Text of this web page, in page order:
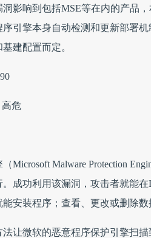
影响到包括MSE等在内的产品
引擎本身自动检测和更新部署
建配置而定。
高危
Microsoft Malware Protection
成功利用该漏洞，攻击者就能
安装程序；查看、更改或删除
让微软的恶意程序保护引擎扫